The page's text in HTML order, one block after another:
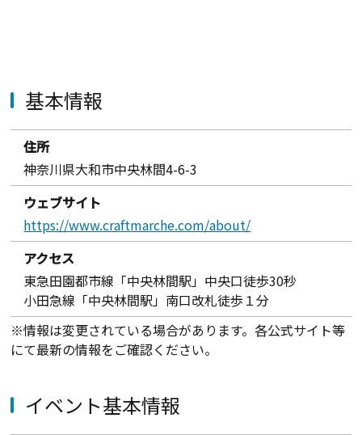
基本情報
住所
神奈川県大和市中央林間4-6-3
ウェブサイト
https://www.craftmarche.com/about/
アクセス
東急田園都市線「中央林間駅」中央口徒歩30秒
小田急線「中央林間駅」南口改札徒歩１分
※情報は変更されている場合があります。各公式サイト等
にて最新の情報をご確認ください。
イベント基本情報